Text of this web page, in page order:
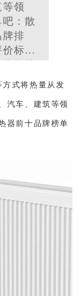
领
：散
牌排
标准
鉴参
式将热量从发
汽车、建筑等领
器前十品牌榜单